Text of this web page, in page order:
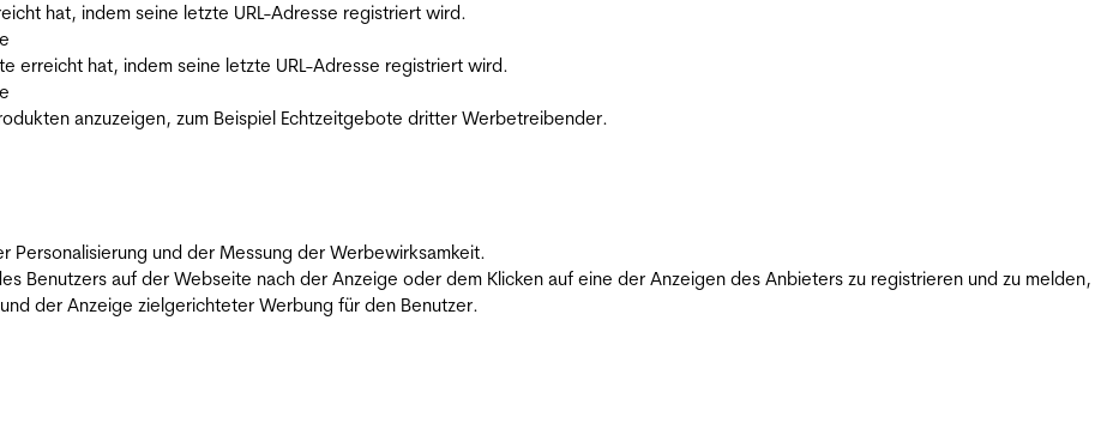
hat, indem seine letzte URL-Adresse registriert wird.
erreicht hat, indem seine letzte URL-Adresse registriert wird.
anzuzeigen, zum Beispiel Echtzeitgebote dritter Werbetreibender.
Personalisierung und der Messung der Werbewirksamkeit.
Benutzers auf der Webseite nach der Anzeige oder dem Klicken auf eine der Anzeigen des Anbieters zu registrieren und zu melden,
der Anzeige zielgerichteter Werbung für den Benutzer.